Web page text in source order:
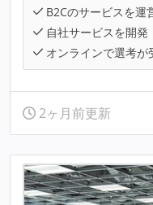
B2Cのサービスを運
自社サービスを開発
オンラインで選考が
2ヶ月前更新